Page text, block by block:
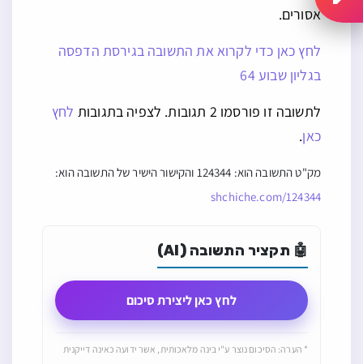
אסורים.
לחץ כאן כדי לקרוא את התשובה בגירסת הדפסה
בגליון שבוע 64
לתשובה זו פורסמו 2 תגובות. לצפיה בתגובות
לחץ
כאן.
מק"ט התשובה הוא: 124344 והקישור הישיר של התשובה הוא:
shchiche.com/124344
🤖 תקציר התשובה (AI)
לחץ כאן ליצירת סיכום
* הערה: הסיכום נוצר ע"י בינה מלאכותית, אשר ידועה כאינה דייקנית